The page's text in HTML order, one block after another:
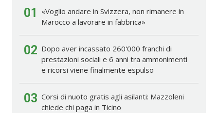
01
«Voglio andare in Svizzera, non rimanere in
Marocco a lavorare in fabbrica»
02 Dopo aver incassato 260'000 franchi di
prestazioni sociali e 6 anni tra ammonimenti
e ricorsi viene finalmente espulso
03 Corsi di nuoto gratis agli asilanti: Mazzoleni
chiede chi paga in Ticino